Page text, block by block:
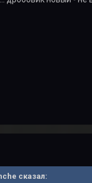
сказал: